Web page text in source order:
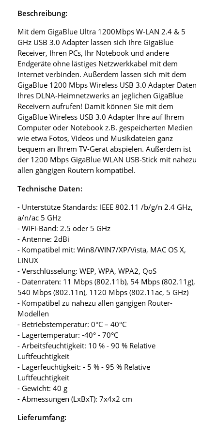
Beschreibung:
Mit dem GigaBlue Ultra 1200Mbps W-LAN 2.4 & 5
GHz USB 3.0 Adapter lassen sich Ihre GigaBlue
Receiver, Ihren PCs, Ihr Notebook und andere
Endgeräte ohne lästiges Netzwerkkabel mit dem
Internet verbinden. Außerdem lassen sich mit dem
GigaBlue 1200 Mbps Wireless USB 3.0 Adapter Daten
Ihres DLNA-Heimnetzwerks an jeglichen GigaBlue
Receivern aufrufen! Damit können Sie mit dem
GigaBlue Wireless USB 3.0 Adapter Ihre auf Ihrem
Computer oder Notebook z.B. gespeicherten Medien
wie etwa Fotos, Videos und Musikdateien ganz
bequem an Ihrem TV-Gerät abspielen. Außerdem ist
der 1200 Mbps GigaBlue WLAN USB-Stick mit nahezu
allen gängigen Routern kompatibel.
Technische Daten:
- Unterstütze Standards: IEEE 802.11 /b/g/n 2.4 GHz,
a/n/ac 5 GHz
- WiFi-Band: 2.5 oder 5 GHz
- Antenne: 2dBi
- Kompatibel mit: Win8/WIN7/XP/Vista, MAC OS X,
LINUX
- Verschlüsselung: WEP, WPA, WPA2, QoS
- Datenraten: 11 Mbps (802.11b), 54 Mbps (802.11g),
540 Mbps (802.11n), 1120 Mbps (802.11ac, 5 GHz)
- Kompatibel zu nahezu allen gängigen Router-
Modellen
- Betriebstemperatur: 0°C – 40°C
- Lagertemperatur: -40° - 70°C
- Arbeitsfeuchtigkeit: 10 % - 90 % Relative
Luftfeuchtigkeit
- Lagerfeuchtigkeit: - 5 % - 95 % Relative
Luftfeuchtigkeit
- Gewicht: 40 g
- Abmessungen (LxBxT): 7x4x2 cm
Lieferumfang: